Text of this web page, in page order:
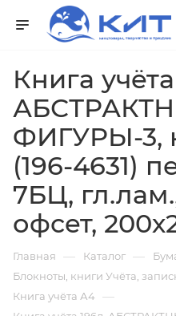
Книга
ФИГУРЫ-3,
(196-4631)
7БЦ,
офсет,
Главная — Каталог —
Блокноты, книги Учёта,
Книга учёта А4 —